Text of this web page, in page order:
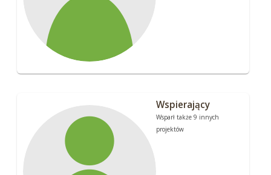
Wspierający
Wsparł także 9 innych
projektów